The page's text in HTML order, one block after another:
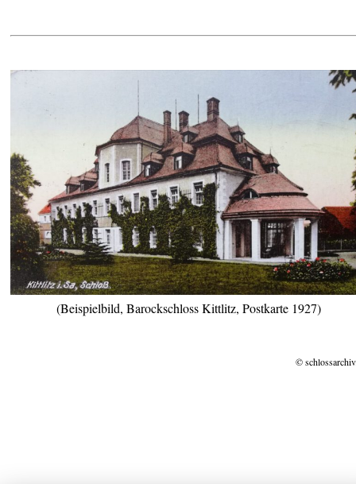
(Beispielbild, Barockschloss Kittlitz, Postkarte 1927)
©